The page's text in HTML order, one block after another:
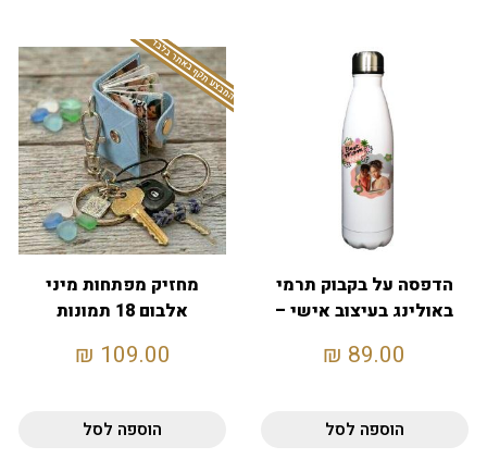
הדפסה על בקבוק תרמי
באולינג בעיצוב אישי –
89.00
₪
הוספה לסל
המבצע תקף באתר בלבד
מחזיק מפתחות מיני
אלבום 18 תמונות
109.00
₪
הוספה לסל